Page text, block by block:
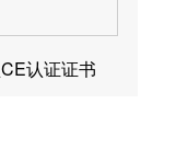
认证证书